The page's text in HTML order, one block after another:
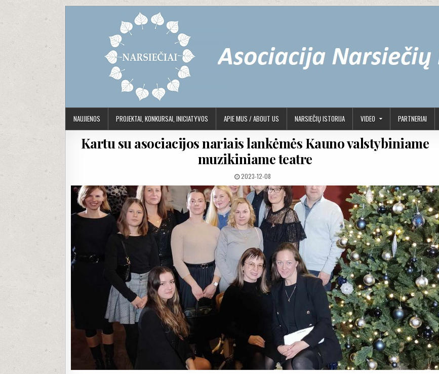
NAUJIENOS PROJEKTAI, KONKURSAI, INICIATYVOS APIE MUS / ABOUT US NARSIEČIŲ ISTORIJA VIDEO PARTNERIAI
Kartu su asociacijos nariais lankėmės Kauno valstybiniame
muzikiniame teatre
PUBLISHED DATE:
2023-12-08